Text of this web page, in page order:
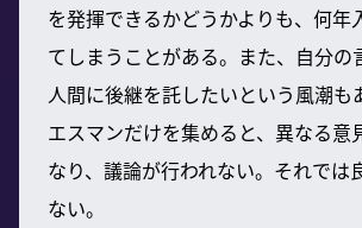
を発揮できるかどうかよりも、何年
てしまうことがある。また、自分の
人間に後継を託したいという風潮も
エスマンだけを集めると、異なる意
なり、議論が行われない。それでは
ない。